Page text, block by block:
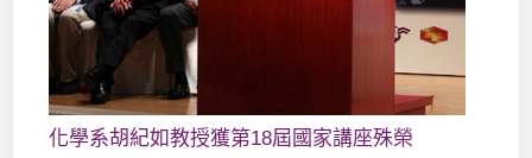
化學系胡紀如教授獲第18屆國家講座殊榮